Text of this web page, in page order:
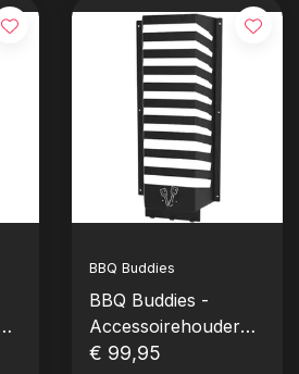
BBQ Buddies
BBQ Buddies -
Accessoirehouder
(Maat XL - 10
€ 99,95